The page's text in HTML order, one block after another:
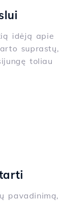
idėją apie
suprastų,
toliau
pavadinimą,